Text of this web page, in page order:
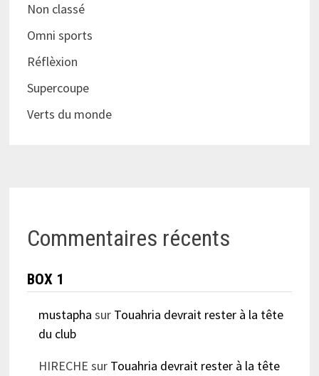
Non classé
Omni sports
Réflèxion
Supercoupe
Verts du monde
Commentaires récents
BOX 1
mustapha sur Touahria devrait rester à la tête
du club
HIRECHE sur Touahria devrait rester à la tête